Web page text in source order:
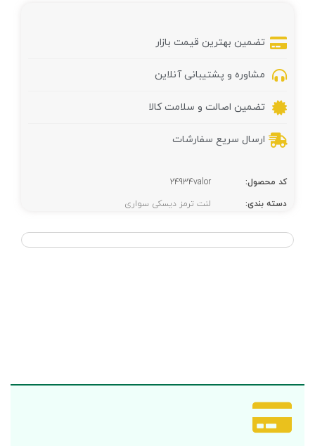
تضمین بهترین قیمت بازار
مشاوره و پشتیبانی آنلاین
تضمین اصالت و سلامت کالا
ارسال سریع سفارشات
کد محصول:
24934valor
دسته بندی:
لنت ترمز دیسکی سواری